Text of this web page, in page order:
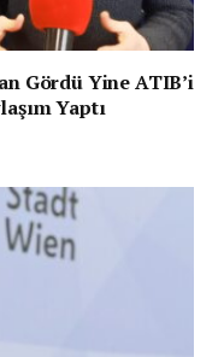
Gördü Yine ATIB’i
Yaptı